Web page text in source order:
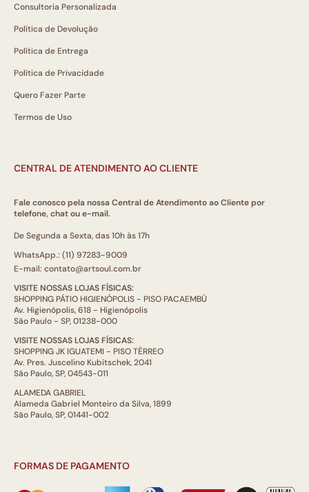
Consultoria Personalizada
Política de Devolução
Política de Entrega
Política de Privacidade
Quero Fazer Parte
Termos de Uso
CENTRAL DE ATENDIMENTO AO CLIENTE
Fale conosco pela nossa Central de Atendimento ao Cliente por
telefone, chat ou e-mail.
De Segunda a Sexta, das 10h às 17h
WhatsApp.: (11) 97283-9009
E-mail: contato@artsoul.com.br
VISITE NOSSAS LOJAS FÍSICAS:
SHOPPING PÁTIO HIGIENÓPOLIS - PISO PACAEMBÚ
Av. Higienópolis, 618 - Higienópolis
São Paulo - SP, 01238-000
VISITE NOSSAS LOJAS FÍSICAS:
SHOPPING JK IGUATEMI - PISO TÉRREO
Av. Pres. Juscelino Kubitschek, 2041
São Paulo, SP, 04543-011
ALAMEDA GABRIEL
Alameda Gabriel Monteiro da Silva, 1899
São Paulo, SP, 01441-002
FORMAS DE PAGAMENTO